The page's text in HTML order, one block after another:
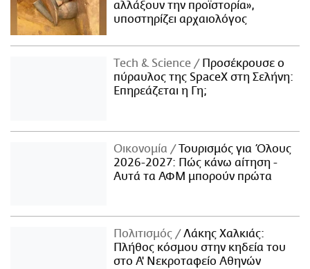
αλλάξουν την προϊστορία»,
υποστηρίζει αρχαιολόγος
Τech & Science
Προσέκρουσε ο
πύραυλος της SpaceX στη Σελήνη:
Επηρεάζεται η Γη;
Οικονομία
Τουρισμός για Όλους
2026-2027: Πώς κάνω αίτηση -
Αυτά τα ΑΦΜ μπορούν πρώτα
Πολιτισμός
Λάκης Χαλκιάς:
Πλήθος κόσμου στην κηδεία του
στο Α' Νεκροταφείο Αθηνών